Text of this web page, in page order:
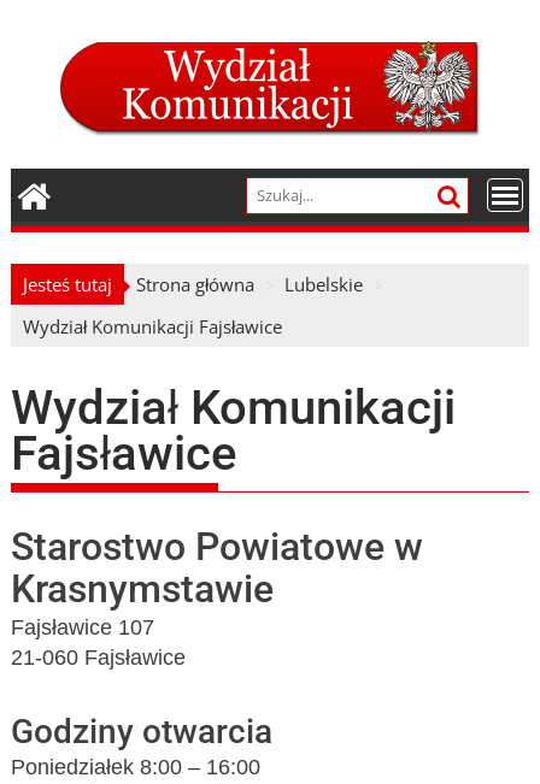
Jesteś tutaj Strona główna
Lubelskie
Wydział Komunikacji Fajsławice
Wydział Komunikacji
Fajsławice
Starostwo Powiatowe w
Krasnymstawie
Fajsławice 107
21-060 Fajsławice
Godziny otwarcia
Poniedziałek 8:00 – 16:00